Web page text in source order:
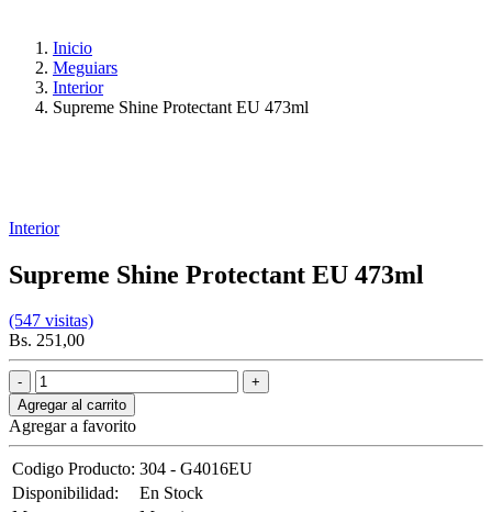
Inicio
Meguiars
Interior
Supreme Shine Protectant EU 473ml
Interior
Supreme Shine Protectant EU 473ml
(547 visitas)
Bs. 251,00
Agregar al carrito
Agregar a favorito
Codigo Producto: 304 - G4016EU
Disponibilidad:
En Stock